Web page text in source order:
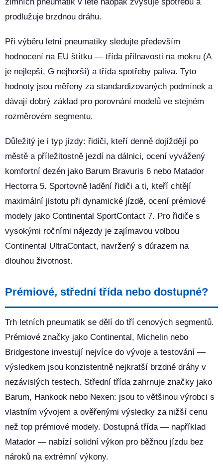
prodlužuje brzdnou dráhu.
Při výběru letní pneumatiky sledujte především
hodnocení na EU štítku — třída přilnavosti na mokru (A
je nejlepší, G nejhorší) a třída spotřeby paliva. Tyto
hodnoty jsou měřeny za standardizovaných podmínek a
dávají dobrý základ pro porovnání modelů ve stejném
rozměrovém segmentu.
Důležitý je i typ jízdy: řidiči, kteří denně dojíždějí po
městě a příležitostně jezdí na dálnici, ocení vyvážený
komfortní dezén jako Barum Bravuris 6 nebo Matador
Hectorra 5. Sportovně ladění řidiči a ti, kteří chtějí
maximální jistotu při dynamické jízdě, ocení prémiové
modely jako Continental SportContact 7. Pro řidiče s
vysokými ročními nájezdy je zajímavou volbou
Continental UltraContact, navržený s důrazem na
dlouhou životnost.
Prémiové, střední třída nebo dostupné?
Trh letních pneumatik se dělí do tří cenových segmentů.
Prémiové značky jako Continental, Michelin nebo
Bridgestone investují nejvíce do vývoje a testování —
výsledkem jsou konzistentně nejkratší brzdné dráhy v
nezávislých testech. Střední třída zahrnuje značky jako
Barum, Hankook nebo Nexen: jsou to většinou výrobci s
vlastním vývojem a ověřenými výsledky za nižší cenu
než top prémiové modely. Dostupná třída — například
Matador — nabízí solidní výkon pro běžnou jízdu bez
nároků na extrémní výkony.